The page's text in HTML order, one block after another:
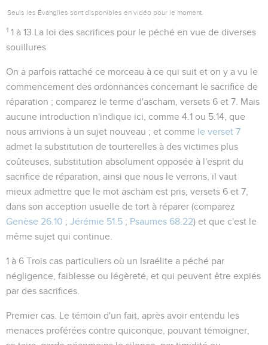
Seuls les Évangiles sont disponibles en vidéo pour le moment.
1 1 à 13 La loi des sacrifices pour le péché en vue de diverses
souillures
On a parfois rattaché ce morceau à ce qui suit et on y a vu le
commencement des ordonnances concernant le sacrifice de
réparation ; comparez le terme d'ascham , versets 6 et 7. Mais
aucune introduction n'indique ici, comme 4.1 ou 5.14 , que
nous arrivions à un sujet nouveau ; et comme le verset 7
admet la substitution de tourterelles à des victimes plus
coûteuses, substitution absolument opposée à l'esprit du
sacrifice de réparation, ainsi que nous le verrons, il vaut
mieux admettre que le mot ascham est pris, versets 6 et 7,
dans son acception usuelle de tort à réparer (comparez
Genèse 26.10 ; Jérémie 51.5 ; Psaumes 68.22) et que c'est le
même sujet qui continue.
1 à 6 Trois cas particuliers où un Israélite a péché par
négligence, faiblesse ou légèreté, et qui peuvent être expiés
par des sacrifices.
Premier cas . Le témoin d'un fait, après avoir entendu les
menaces proférées contre quiconque, pouvant témoigner,